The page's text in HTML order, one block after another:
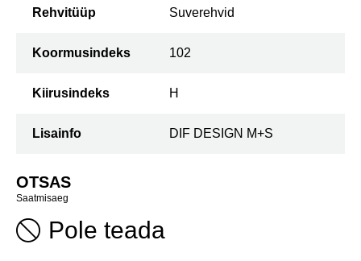
Rehvitüüp Suverehvid
Koormusindeks 102
Kiirusindeks H
Lisainfo DIF DESIGN M+S
OTSAS
Saatmisaeg
Pole teada